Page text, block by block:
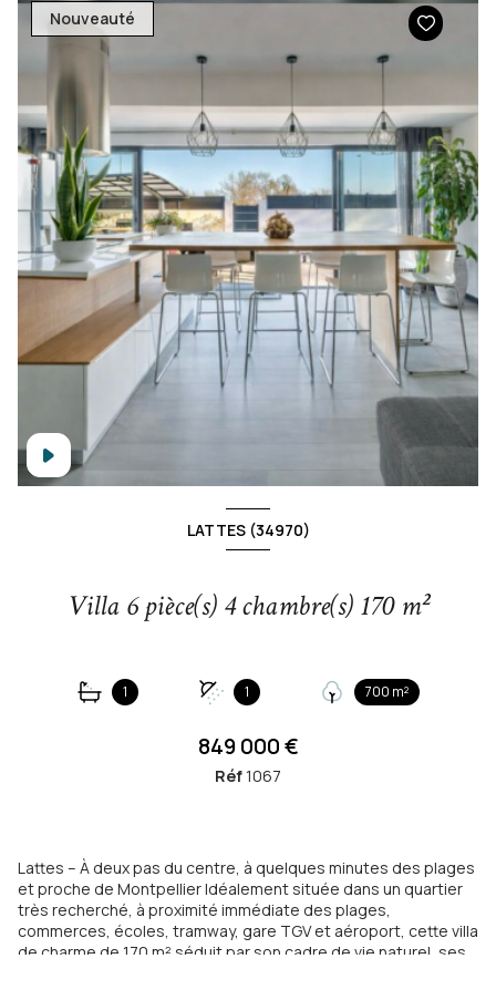
Nouveauté
LATTES (34970)
Villa 6 pièce(s) 4 chambre(s) 170 m²
1 1 700 m²
849 000 €
Réf1067
Lattes – À deux pas du centre, à quelques minutes des plages
et proche de Montpellier Idéalement située dans un quartier
très recherché, à proximité immédiate des plages,
commerces, écoles, tramway, gare TGV et aéroport, cette villa
de charme de 170 m² séduit par son cadre de vie naturel, ses